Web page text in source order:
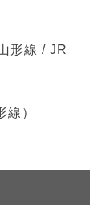
山形線 / JR
線）